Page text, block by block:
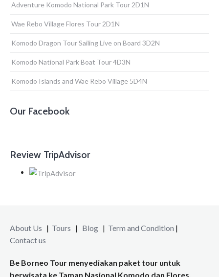
Adventure Komodo National Park Tour 2D1N
Wae Rebo Village Flores Tour 2D1N
Komodo Dragon Tour Sailing Live on Board 3D2N
Komodo National Park Boat Tour 4D3N
Komodo Islands and Wae Rebo Village 5D4N
Our Facebook
Review TripAdvisor
About Us | Tours | Blog | Term and Condition |
Contact us
Be Borneo Tour menyediakan paket tour untuk
berwisata ke Taman Nasional Komodo dan Flores,